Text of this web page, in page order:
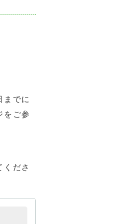
までに
をご参
ださ